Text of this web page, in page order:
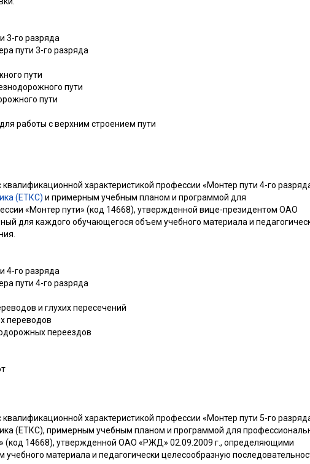
3-го разряда
пути 3-го разряда
пути
пути
пути
работы с верхним строением пути
характеристикой профессии «Монтер пути 4-го
(ЕТКС) и примерным учебным планом и программой для
«Монтер пути» (код 14668), утвержденной вице-президентом ОАО
для каждого обучающегося объем учебного материала и
4-го разряда
пути 4-го разряда
и глухих пересечений
переводов
переездов
характеристикой профессии «Монтер пути 5-го
(ЕТКС), примерным учебным планом и программой для
(код 14668), утвержденной ОАО «РЖД» 02.09.2009 г., определяющими
материала и педагогически целесообразную